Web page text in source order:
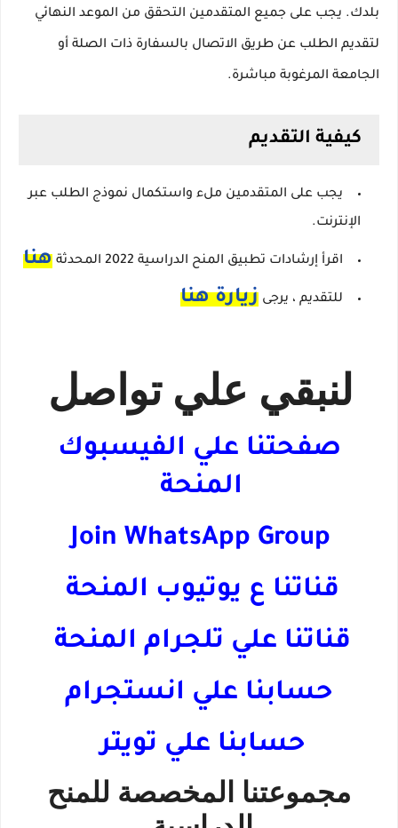
بلدك. يجب على جميع المتقدمين التحقق من الموعد النهائي
لتقديم الطلب عن طريق الاتصال بالسفارة ذات الصلة أو
الجامعة المرغوبة مباشرة.
كيفية التقديم
يجب على المتقدمين ملء واستكمال نموذج الطلب عبر
الإنترنت.
اقرأ إرشادات تطبيق المنح الدراسية 2022 المحدثة هنا
للتقديم ، يرجى زيارة هنا
لنبقي علي تواصل
صفحتنا علي الفيسبوك
المنحة
Join WhatsApp Group
قناتنا ع يوتيوب المنحة
قناتنا علي تلجرام المنحة
حسابنا علي انستجرام
حسابنا علي تويتر
مجموعتنا المخصصة للمنح